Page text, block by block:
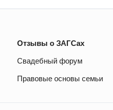
Отзывы о ЗАГСах
Свадебный форум
Правовые основы семьи